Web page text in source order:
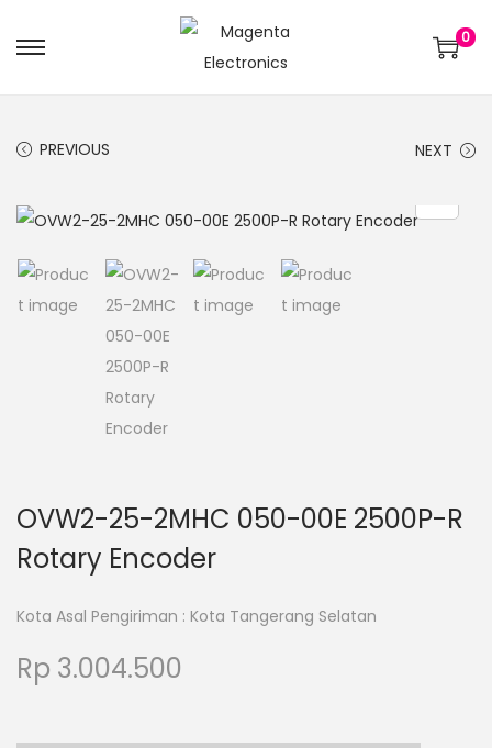
0
PREVIOUS NEXT
OVW2-25-2MHC 050-00E 2500P-R
Rotary Encoder
Kota Asal Pengiriman : Kota Tangerang Selatan
Rp 3.004.500